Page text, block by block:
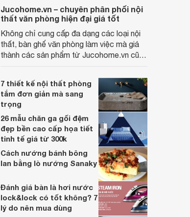
Giá từ 2.310.000 đ
Jucohome.vn – chuyên phân phối nội
thất văn phòng hiện đại giá tốt
Không chỉ cung cấp đa dạng các loại nội
thất, bàn ghế văn phòng làm việc mà giá
thành các sản phẩm từ Jucohome.vn cũng
7 thiết kế nội thất phòng
tắm đơn giản mà sang
trọng
26 mẫu chăn ga gối đệm
đẹp bền cao cấp họa tiết
tinh tế giá từ 300k
Cách nướng bánh bông
lan bằng lò nướng Sanaky
Đánh giá bàn là hơi nước
lock&lock có tốt không? 7
lý do nên mua dùng